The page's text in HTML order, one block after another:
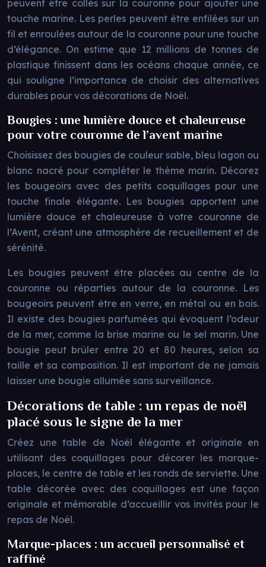
peuvent être collés sur la couronne pour ajouter une
touche marine. Les perles peuvent être enfilées sur un
fil et enroulées autour de la couronne pour une touche
d’élégance. On estime que 12 millions de tonnes de
plastique finissent dans les océans chaque année, ce
qui souligne l’importance de choisir des alternatives
durables pour vos décorations de Noël.
Bougies : une lumière douce et chaleureuse
pour votre couronne de l’avent marine
Choisissez des bougies de couleur sable, bleu lagon ou
blanc nacré pour compléter le thème marin. Décorez
les bougeoirs avec des petits coquillages pour une
touche finale élégante. Les bougies apportent une
lumière douce et chaleureuse à votre couronne de
l’Avent, créant une atmosphère de recueillement et de
sérénité.
Les bougies peuvent être placées au centre de la
couronne ou réparties autour de la couronne. Les
bougeoirs peuvent être en verre, en métal ou en bois.
Il existe des bougies parfumées qui évoquent l’odeur
de la mer, comme la brise marine ou le sel marin. Une
bougie peut brûler entre 20 et 80 heures, selon sa
taille et sa composition. Il est important de ne jamais
laisser une bougie allumée sans surveillance.
Décorations de table : un repas de noël
placé sous le signe de la mer
Créez une table de Noël élégante et originale en
utilisant des coquillages pour décorer les marque-
places, le centre de table et les ronds de serviette. Une
table décorée avec des coquillages est une façon
originale et mémorable d’accueillir vos invités pour le
repas de Noël.
Marque-places : un accueil personnalisé et
raffiné